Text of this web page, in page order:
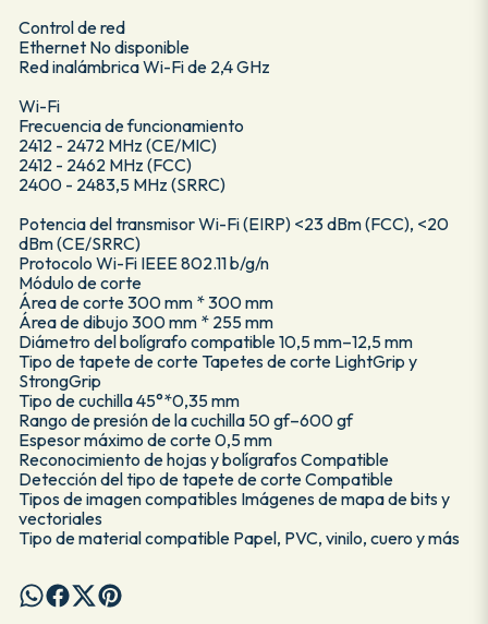
Control de red
Ethernet No disponible
Red inalámbrica Wi-Fi de 2,4 GHz
Wi-Fi
Frecuencia de funcionamiento
2412 - 2472 MHz (CE/MIC)
2412 - 2462 MHz (FCC)
2400 - 2483,5 MHz (SRRC)
Potencia del transmisor Wi-Fi (EIRP) <23 dBm (FCC), <20
dBm (CE/SRRC)
Protocolo Wi-Fi IEEE 802.11 b/g/n
Módulo de corte
Área de corte 300 mm * 300 mm
Área de dibujo 300 mm * 255 mm
Diámetro del bolígrafo compatible 10,5 mm–12,5 mm
Tipo de tapete de corte Tapetes de corte LightGrip y
StrongGrip
Tipo de cuchilla 45°*0,35 mm
Rango de presión de la cuchilla 50 gf–600 gf
Espesor máximo de corte 0,5 mm
Reconocimiento de hojas y bolígrafos Compatible
Detección del tipo de tapete de corte Compatible
Tipos de imagen compatibles Imágenes de mapa de bits y
vectoriales
Tipo de material compatible Papel, PVC, vinilo, cuero y más